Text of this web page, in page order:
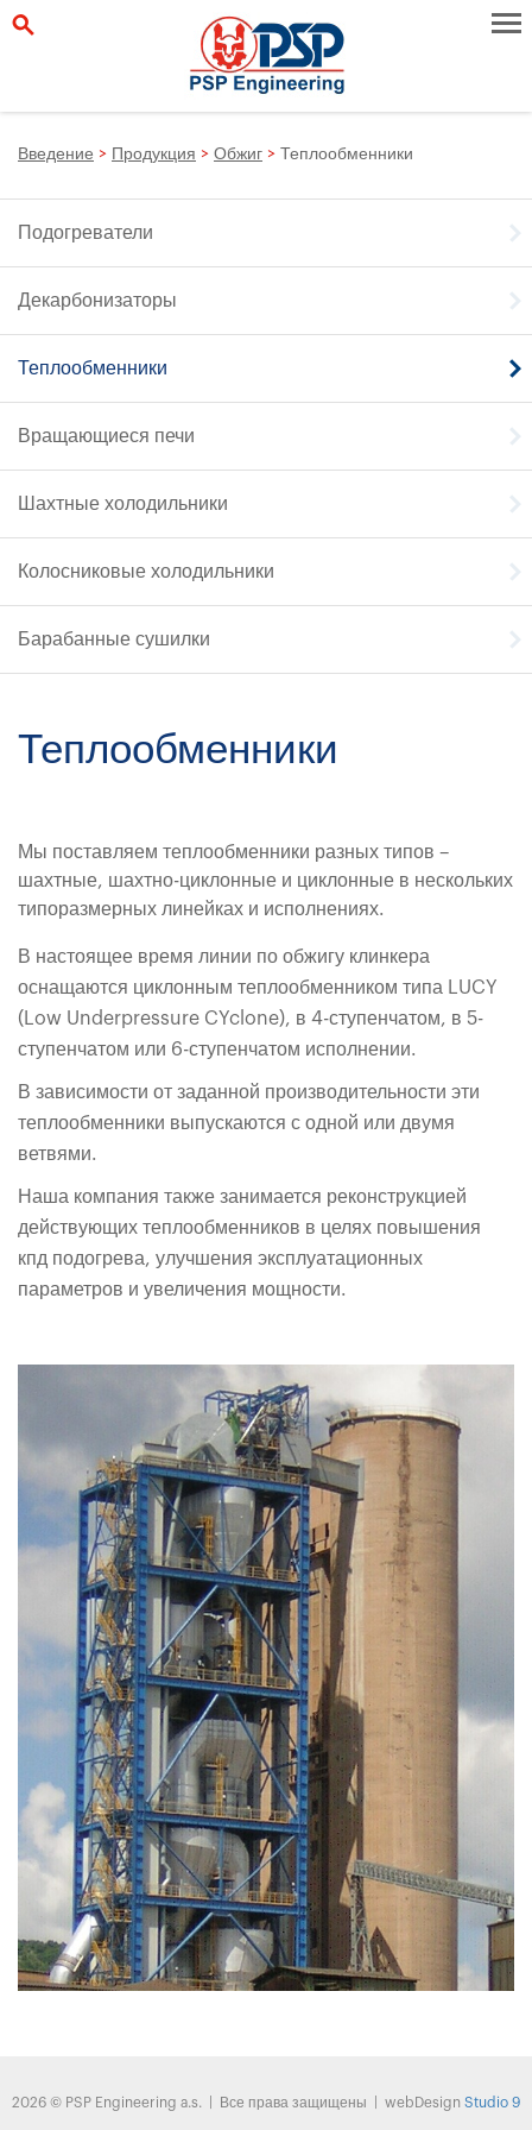
Введение > Продукция > Обжиг > Теплообменники
Подогреватели
Декарбонизаторы
Теплообменники
Вращающиеся печи
Шахтные холодильники
Колосниковые холодильники
Барабанные сушилки
Теплообменники
Мы поставляем теплообменники разных типов –
шахтные, шахтно-циклонные и циклонные в нескольких
типоразмерных линейках и исполнениях.
В настоящее время линии по обжигу клинкера
оснащаются циклонным теплообменником типа LUCY
(Low Underpressure CYclone), в 4-ступенчатом, в 5-
ступенчатом или 6-ступенчатом исполнении.
В зависимости от заданной производительности эти
теплообменники выпускаются с одной или двумя
ветвями.
Наша компания также занимается реконструкцией
действующих теплообменников в целях повышения
кпд подогрева, улучшения эксплуатационных
параметров и увеличения мощности.
2026 © PSP Engineering a.s. | Все права защищены | webDesign Studio 9